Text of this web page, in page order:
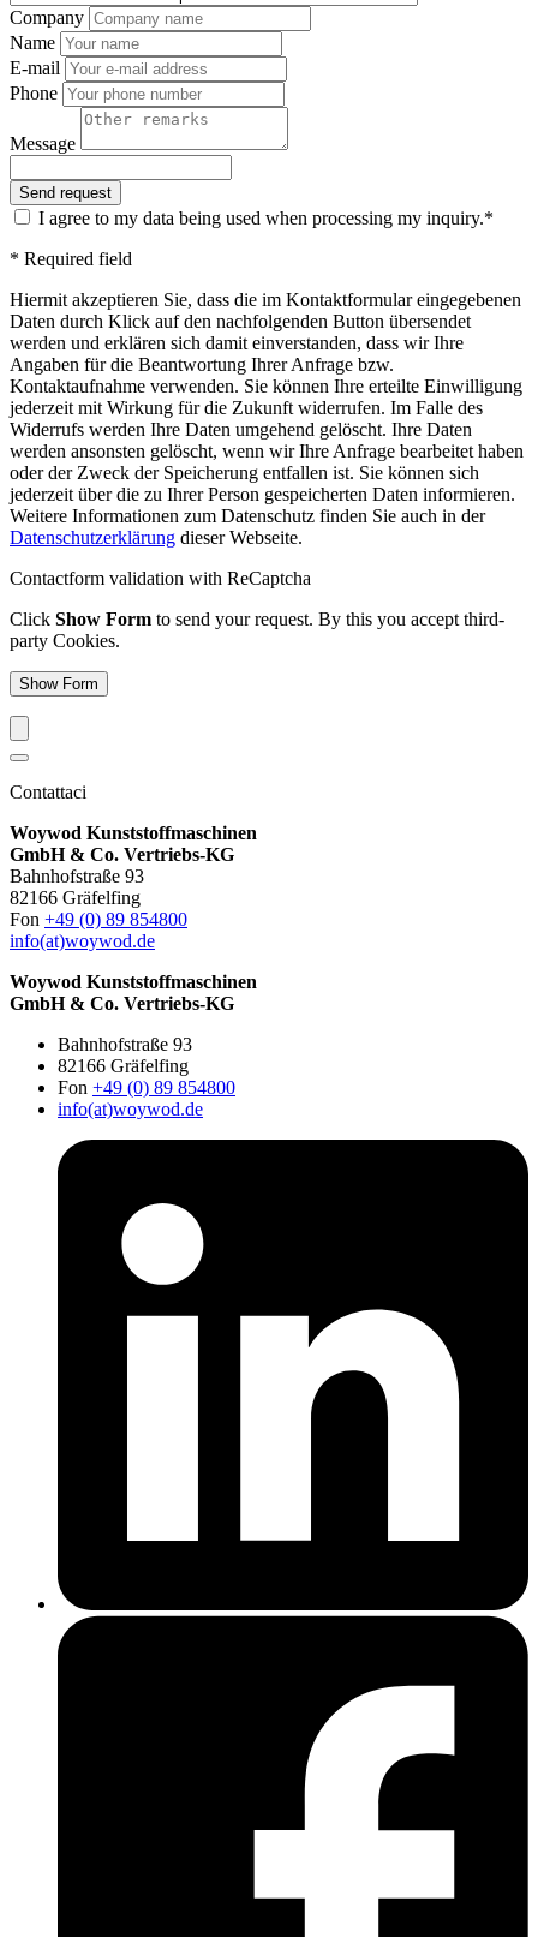
Company
Name
E-mail
Phone
Message
I agree to my data being used when processing my inquiry.*
* Required field
Hiermit akzeptieren Sie, dass die im Kontaktformular eingegebenen
Daten durch Klick auf den nachfolgenden Button übersendet
werden und erklären sich damit einverstanden, dass wir Ihre
Angaben für die Beantwortung Ihrer Anfrage bzw.
Kontaktaufnahme verwenden. Sie können Ihre erteilte Einwilligung
jederzeit mit Wirkung für die Zukunft widerrufen. Im Falle des
Widerrufs werden Ihre Daten umgehend gelöscht. Ihre Daten
werden ansonsten gelöscht, wenn wir Ihre Anfrage bearbeitet haben
oder der Zweck der Speicherung entfallen ist. Sie können sich
jederzeit über die zu Ihrer Person gespeicherten Daten informieren.
Weitere Informationen zum Datenschutz finden Sie auch in der
Datenschutzerklärung dieser Webseite.
Contactform validation with ReCaptcha
Click Show Form to send your request. By this you accept third-
party Cookies.
Show Form
Contattaci
Woywod Kunststoffmaschinen
GmbH & Co. Vertriebs-KG
Bahnhofstraße 93
82166 Gräfelfing
Fon +49 (0) 89 854800
info(at)woywod.de
Woywod Kunststoffmaschinen
GmbH & Co. Vertriebs-KG
Bahnhofstraße 93
82166 Gräfelfing
Fon +49 (0) 89 854800
info(at)woywod.de